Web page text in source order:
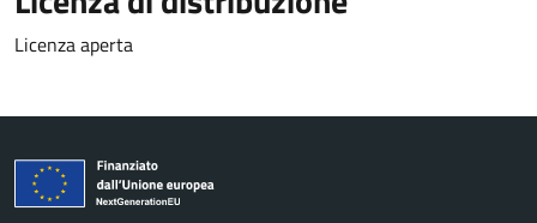
Licenza aperta